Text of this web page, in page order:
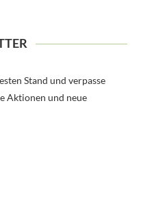
Stand und verpasse
Aktionen und neue